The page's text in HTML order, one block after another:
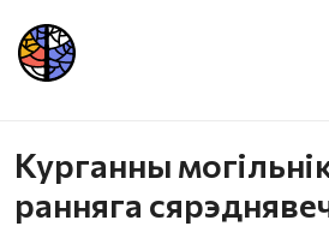
Курганны
ранняга